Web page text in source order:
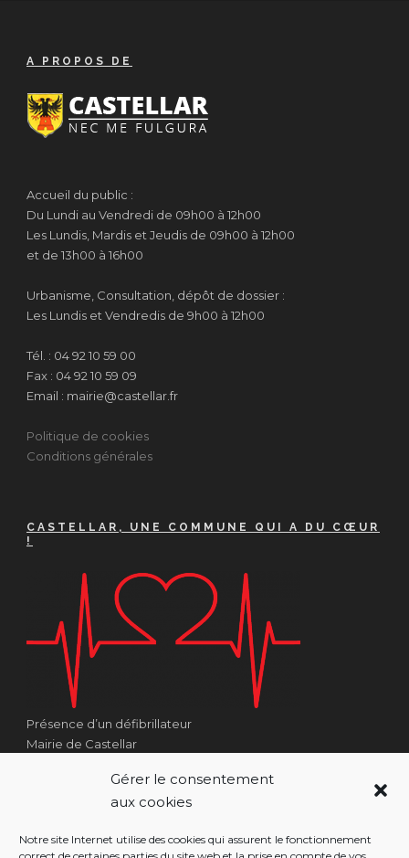
Gérer le consentement
aux cookies
Notre site Internet utilise des cookies qui assurent le fonctionnement
A PROPOS DE
Accueil du public :
Du Lundi au Vendredi de 09h00 à 12h00
Les Lundis, Mardis et Jeudis de 09h00 à 12h00
et de 13h00 à 16h00
Urbanisme, Consultation, dépôt de dossier :
Les Lundis et Vendredis de 9h00 à 12h00
Tél. : 04 92 10 59 00
Fax : 04 92 10 59 09
Email : mairie@castellar.fr
Politique de cookies
Conditions générales
CASTELLAR, UNE COMMUNE QUI A DU CŒUR
!
Présence d’un défibrillateur
Mairie de Castellar
Côté Escalier Rue Sarrail
06500 Castellar